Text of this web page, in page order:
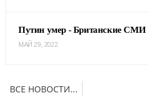
Путин умер - Британские СМИ
МАЙ 29, 2022
ВСЕ НОВОСТИ...